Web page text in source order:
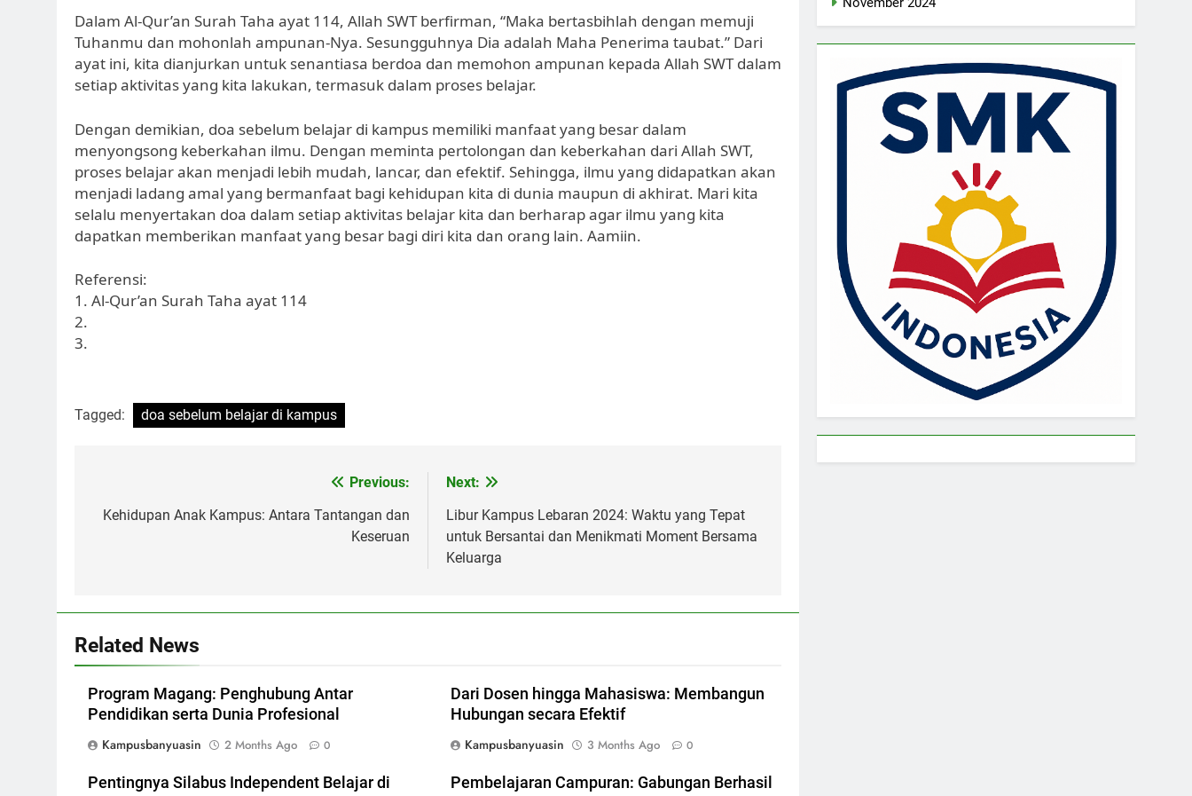
Dalam Al-Qur’an Surah Taha ayat 114, Allah SWT berfirman, “Maka bertasbihlah dengan memuji
Tuhanmu dan mohonlah ampunan-Nya. Sesungguhnya Dia adalah Maha Penerima taubat.” Dari
ayat ini, kita dianjurkan untuk senantiasa berdoa dan memohon ampunan kepada Allah SWT dalam
setiap aktivitas yang kita lakukan, termasuk dalam proses belajar.
Dengan demikian, doa sebelum belajar di kampus memiliki manfaat yang besar dalam
menyongsong keberkahan ilmu. Dengan meminta pertolongan dan keberkahan dari Allah SWT,
proses belajar akan menjadi lebih mudah, lancar, dan efektif. Sehingga, ilmu yang didapatkan akan
menjadi ladang amal yang bermanfaat bagi kehidupan kita di dunia maupun di akhirat. Mari kita
selalu menyertakan doa dalam setiap aktivitas belajar kita dan berharap agar ilmu yang kita
dapatkan memberikan manfaat yang besar bagi diri kita dan orang lain. Aamiin.
Referensi:
1. Al-Qur’an Surah Taha ayat 114
2.
3.
Tagged: doa sebelum belajar di kampus
navigation
Previous:
Kehidupan Anak Kampus: Antara Tantangan dan
Keseruan
Next:
Libur Kampus Lebaran 2024: Waktu yang Tepat
untuk Bersantai dan Menikmati Moment Bersama
Keluarga
Related News
Program Magang: Penghubung Antar
Pendidikan serta Dunia Profesional
Kampusbanyuasin
2 Months Ago 0
Dari Dosen hingga Mahasiswa: Membangun
Hubungan secara Efektif
Kampusbanyuasin
3 Months Ago 0
Pentingnya Silabus Independent Belajar di
Pembelajaran Campuran: Gabungan Berhasil